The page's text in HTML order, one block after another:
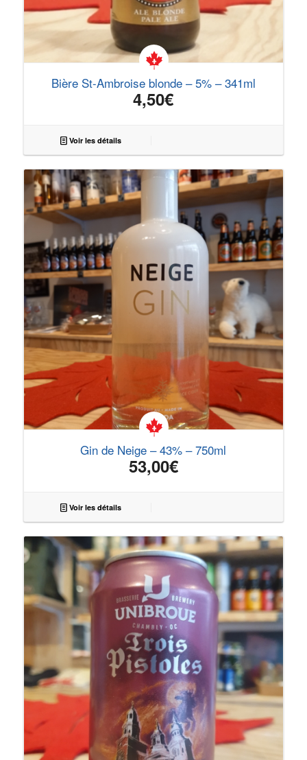
Bière St-Ambroise blonde – 5% – 341ml
4,50€
Voir les détails
Gin de Neige – 43% – 750ml
53,00€
Voir les détails